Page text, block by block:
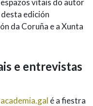
espazos vitais do autor
edición
da Coruña e a Xunta
e entrevistas
é a fiestra